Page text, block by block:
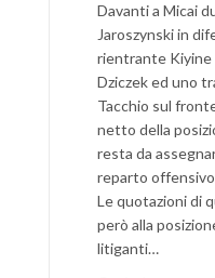
Davanti a Micai
Jaroszynski in
rientrante Kiyine
Dziczek ed uno
Tacchio sul
netto della
resta da
reparto
Le quotazioni di
però alla
litiganti…